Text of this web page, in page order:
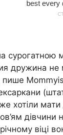
сурогатною
дружина
пише
хотіли
дівчини
віці